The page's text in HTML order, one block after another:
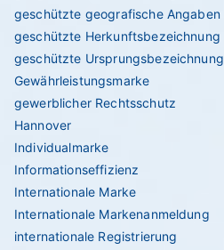
geschützte geografische Angaben
geschützte Herkunftsbezeichnung
geschützte Ursprungsbezeichnung
Gewährleistungsmarke
gewerblicher Rechtsschutz
Hannover
Individualmarke
Informationseffizienz
Internationale Marke
Internationale Markenanmeldung
internationale Registrierung